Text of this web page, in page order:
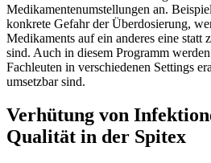
Medikamentenumstellungen an.
konkrete Gefahr der Überdosierung,
Medikaments auf ein anderes eine statt
sind. Auch in diesem Programm
Fachleuten in verschiedenen Settings
umsetzbar sind.
Verhütung von
Qualität in der Spitex